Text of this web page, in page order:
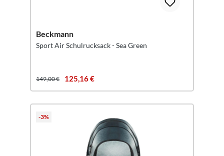
Beckmann
Sport Air Schulrucksack - Sea Green
149,00 € 125,16 €
-3%